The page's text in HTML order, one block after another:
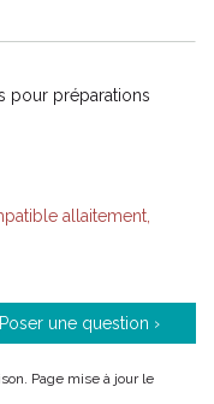
homéopathique
de lithiases biliaires
cas de constipation
pour préparations
allaitement,
Poser une question ›
Page mise à jour le